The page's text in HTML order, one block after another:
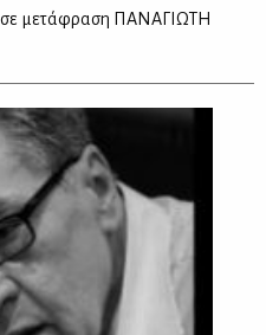
σε μετάφραση ΠΑΝΑΓΙΩΤΗ